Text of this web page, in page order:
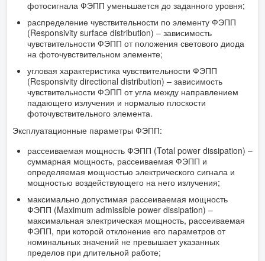
фотосигнала ФЭПП уменьшается до заданного уровня;
распределение чувствительности по элементу ФЭПП
(Responsivity surface distribution) – зависимость
чувствительности ФЭПП от положения светового диода
на фоточувствительном элементе;
угловая характеристика чувствительности ФЭПП
(Responsivity directional distribution) – зависимость
чувствительности ФЭПП от угла между направлением
падающего излучения и нормалью плоскости
фоточувствительного элемента.
Эксплуатационные параметры ФЭПП:
рассеиваемая мощность ФЭПП (Total power dissipation) –
суммарная мощность, рассеиваемая ФЭПП и
определяемая мощностью электрического сигнала и
мощностью воздействующего на него излучения;
максимально допустимая рассеиваемая мощность
ФЭПП (Maximum admissible power dissipation) –
максимальная электрическая мощность, рассеиваемая
ФЭПП, при которой отклонение его параметров от
номинальных значений не превышает указанных
пределов при длительной работе;